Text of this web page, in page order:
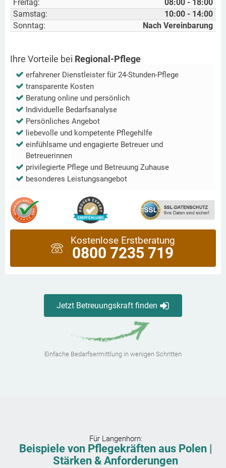
Freitag:
08:00 - 18:00
Samstag:
10:00 - 14:00
Sonntag:
Nach Vereinbarung
Ihre Vorteile bei Regional-Pflege
erfahrener Dienstleister für 24-Stunden-Pflege
transparente Kosten
Beratung online und persönlich
Individuelle Bedarfsanalyse
Persönliches Angebot
liebevolle und kompetente Pflegehilfe
einfühlsame und engagierte Betreuer und
Betreuerinnen
privilegierte Pflege und Betreuung Zuhause
besonderes Leistungsangebot
Kostenlose Erstberatung
0800 7235 719
Jetzt Betreuungskraft finden
Einfache Bedarfsermittlung in wenigen Schritten
Für Langenhorn:
Beispiele von Pflegekräften aus Polen |
Stärken & Anforderungen